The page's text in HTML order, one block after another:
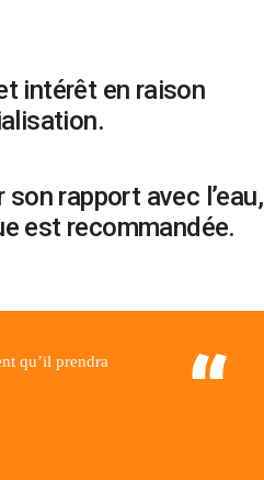
intérêt en raison
rapport avec l’eau,
est recommandée.
qu’il prendra